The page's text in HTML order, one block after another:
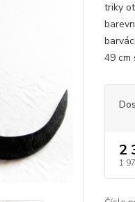
triky
49 cm
2
1